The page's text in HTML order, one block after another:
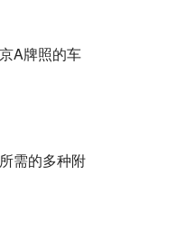
A牌照的车
需的多种附